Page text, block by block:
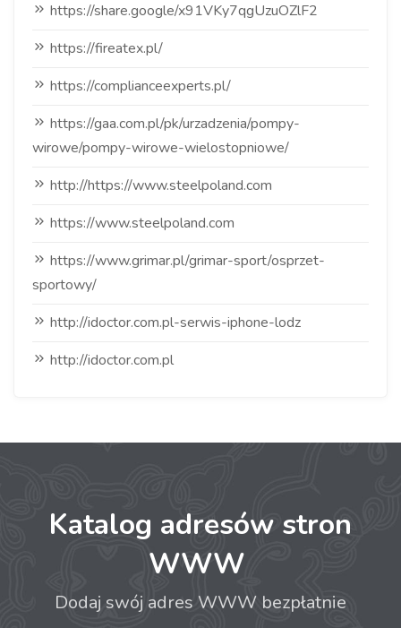
https://share.google/x91VKy7qgUzuOZlF2
https://fireatex.pl/
https://complianceexperts.pl/
https://gaa.com.pl/pk/urzadzenia/pompy-
wirowe/pompy-wirowe-wielostopniowe/
http://https://www.steelpoland.com
https://www.steelpoland.com
https://www.grimar.pl/grimar-sport/osprzet-
sportowy/
http://idoctor.com.pl-serwis-iphone-lodz
http://idoctor.com.pl
Katalog adresów stron
WWW
Dodaj swój adres WWW bezpłatnie